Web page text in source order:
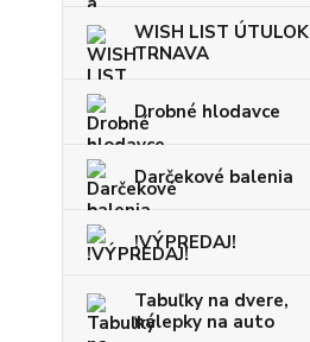
WISH LIST ÚTULOK
TRNAVA
Drobné hlodavce
Darčekové balenia
!VÝPREDAJ!
Tabuľky na dvere,
nálepky na auto